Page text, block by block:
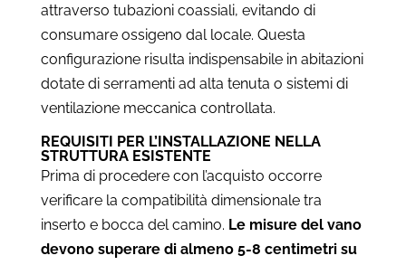
attraverso tubazioni coassiali, evitando di
consumare ossigeno dal locale. Questa
configurazione risulta indispensabile in abitazioni
dotate di serramenti ad alta tenuta o sistemi di
ventilazione meccanica controllata.
REQUISITI PER L’INSTALLAZIONE NELLA
STRUTTURA ESISTENTE
Prima di procedere con l’acquisto occorre
verificare la compatibilità dimensionale tra
inserto e bocca del camino. Le misure del vano
devono superare di almeno 5-8 centimetri su